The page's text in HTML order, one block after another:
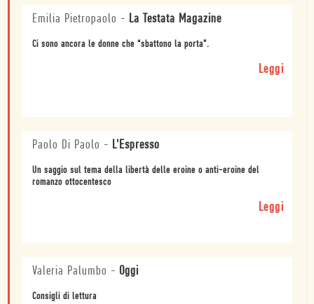
Emilia Pietropaolo - La Testata Magazine
Ci sono ancora le donne che “sbattono la porta”.
Leggi
Paolo Di Paolo - L'Espresso
Un saggio sul tema della libertà delle eroine o anti-eroine del
romanzo ottocentesco
Leggi
Valeria Palumbo - Oggi
Consigli di lettura